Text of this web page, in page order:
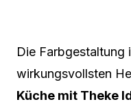
Die Farbgestaltung
wirkungsvollsten
Küche mit Theke